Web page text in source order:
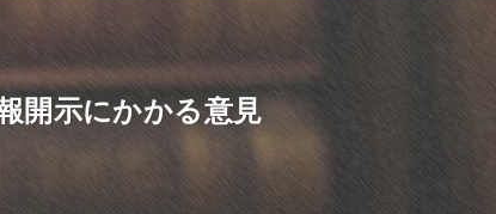
開示にかかる意見